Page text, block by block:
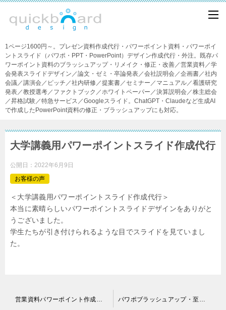
1ページ1600円～。プレゼン資料作成代行・パワーポイント資料・パワーポイ
ントスライド（パワポ・PPT・PowerPoint）デザイン作成代行・外注。既存パ
ワーポイント資料のブラッシュアップ・リメイク・修正・改善／営業資料／学
会発表スライドデザイン／論文・ゼミ・卒論発表／会社説明会／企画書／社内
会議／講演会／ピッチ／社内研修／提案書／セミナー／マニュアル／看護研究
発表／教授選考／ファクトブック／ホワイトペーパー／決算説明会／株主総会
／昇格試験／特急サービス／Googleスライド。ChatGPT・Claudeなど生成AI
で作成したPowerPoint資料の修正・ブラッシュアップにも対応。
大学講義用パワーポイントスライド作成代行
公開日： 2022年6月9日
お客様の声
＜大学講義用パワーポイントスライド作成代行＞
本当に素晴らしいパワーポイントスライドデザインをありがと
うございました。
学生たちが引き付けられるような目でスライドを見ていまし
た。